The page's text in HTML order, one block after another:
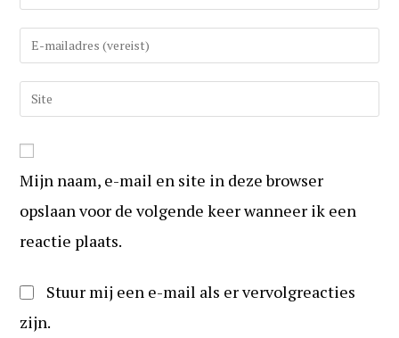
uw
(gebruikers)naam
Vul
uw
e-
mail
om
te
reageren
Vul
uw
URL
in
(optioneel)
Mijn naam, e-mail en site in deze browser
opslaan voor de volgende keer wanneer ik een
reactie plaats.
Stuur mij een e-mail als er vervolgreacties
zijn.